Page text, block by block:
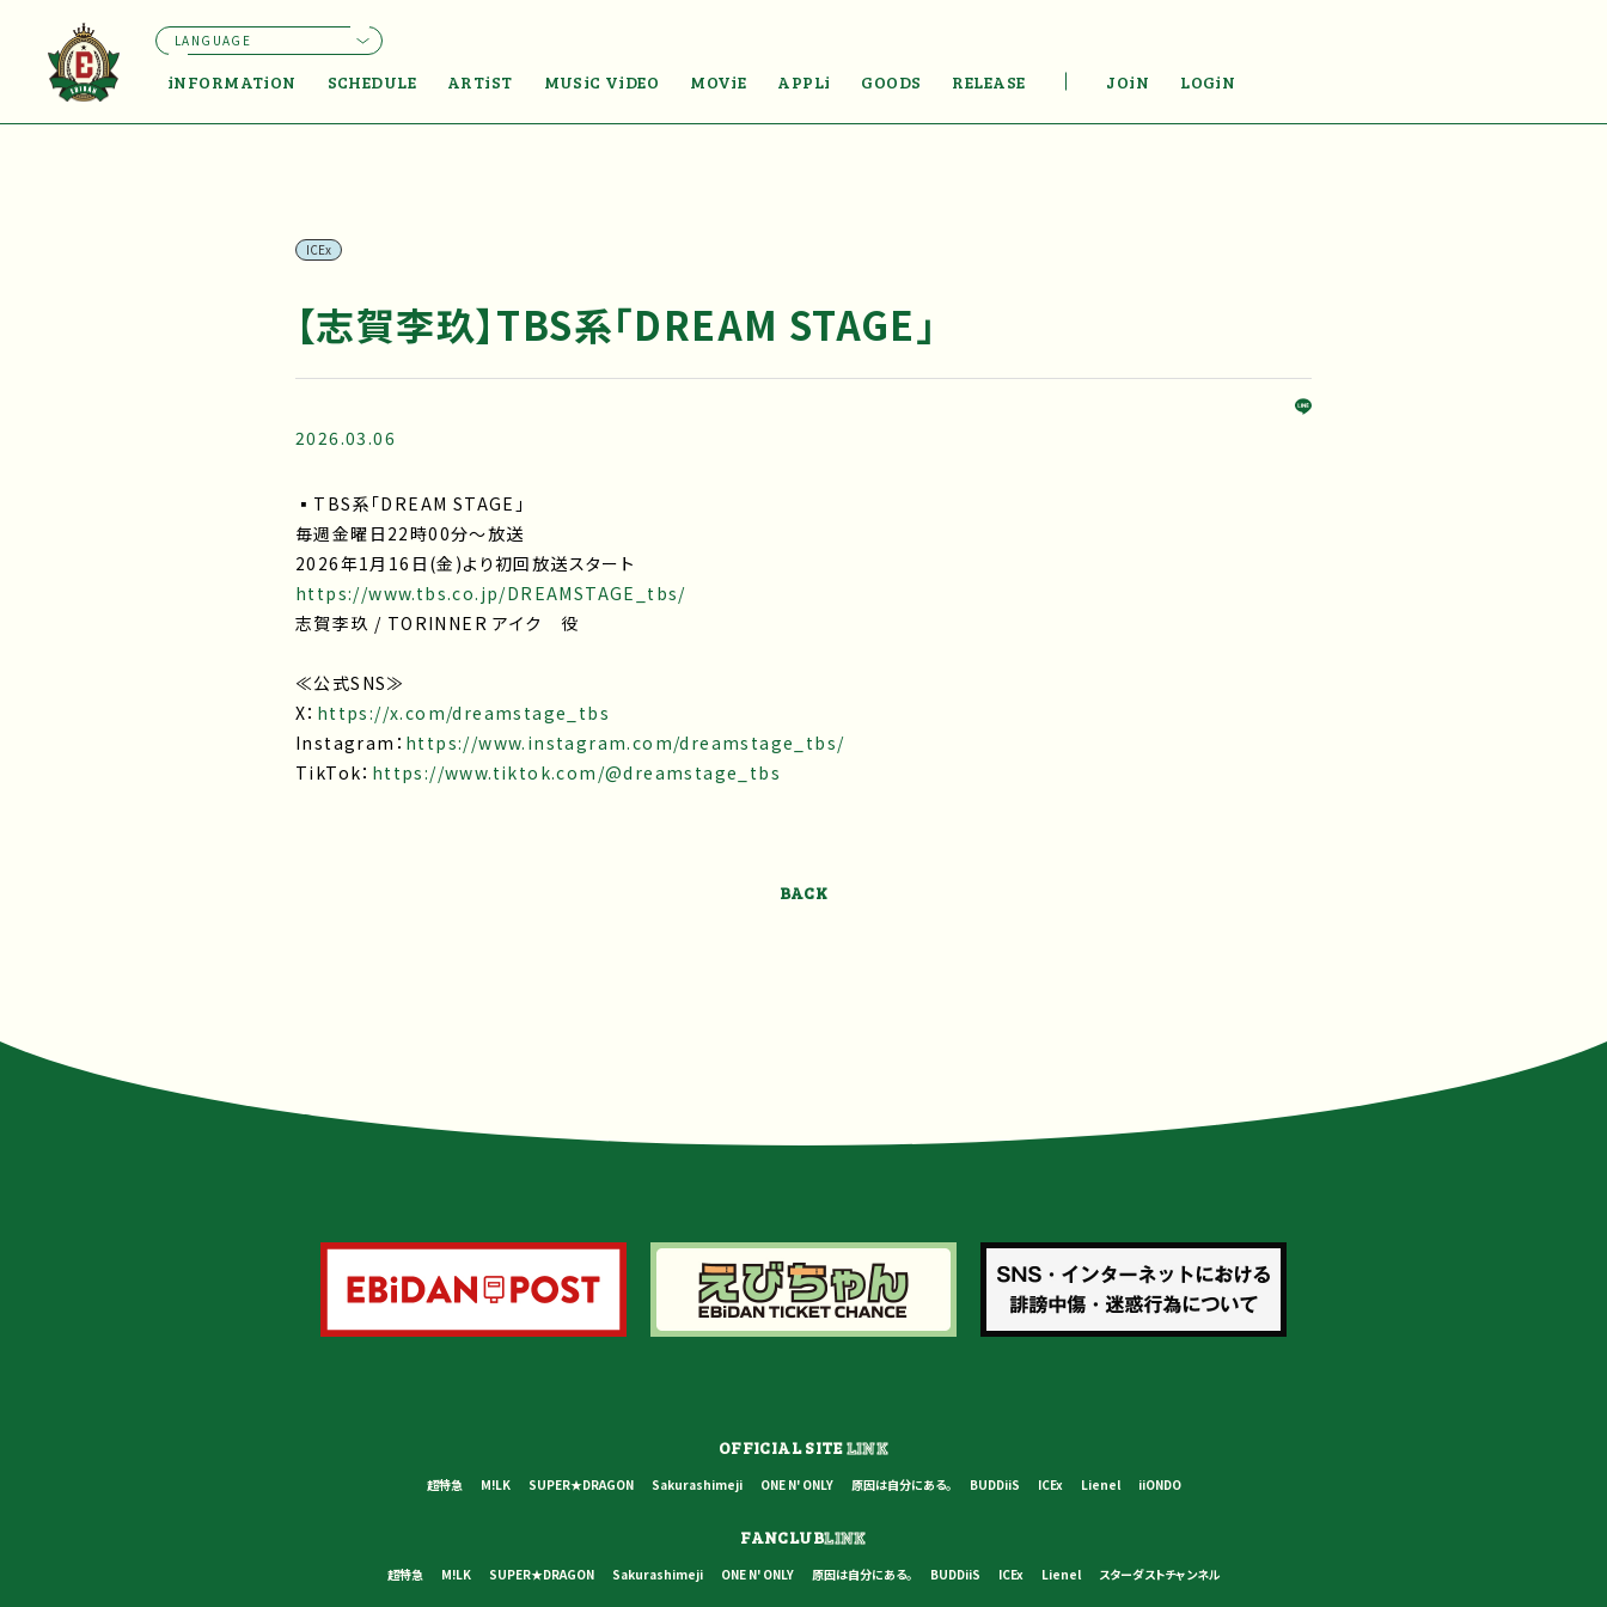
iNFORMATiON SCHEDULE ARTiST MUSiC ViDEO MOViE APPLi GOODS RELEASE JOiN LOGiN
LANGUAGE
ICEx
【志賀李玖】TBS系「DREAM STAGE」
2026.03.06
▪TBS系「DREAM STAGE」
毎週金曜日22時00分～放送
2026年1月16日(金)より初回放送スタート
https://www.tbs.co.jp/DREAMSTAGE_tbs/
志賀李玖 / TORINNER アイク 役
≪公式SNS≫
X： https://x.com/dreamstage_tbs
Instagram： https://www.instagram.com/dreamstage_tbs/
TikTok： https://www.tiktok.com/@dreamstage_tbs
BACK
OFFICIAL SITELINK
超特急 M!LK SUPER★DRAGON Sakurashimeji ONE N' ONLY 原因は自分にある。 BUDDiiS ICEx Lienel iiONDO
FANCLUBLINK
超特急 M!LK SUPER★DRAGON Sakurashimeji ONE N' ONLY 原因は自分にある。 BUDDiiS ICEx Lienel スターダストチャンネル